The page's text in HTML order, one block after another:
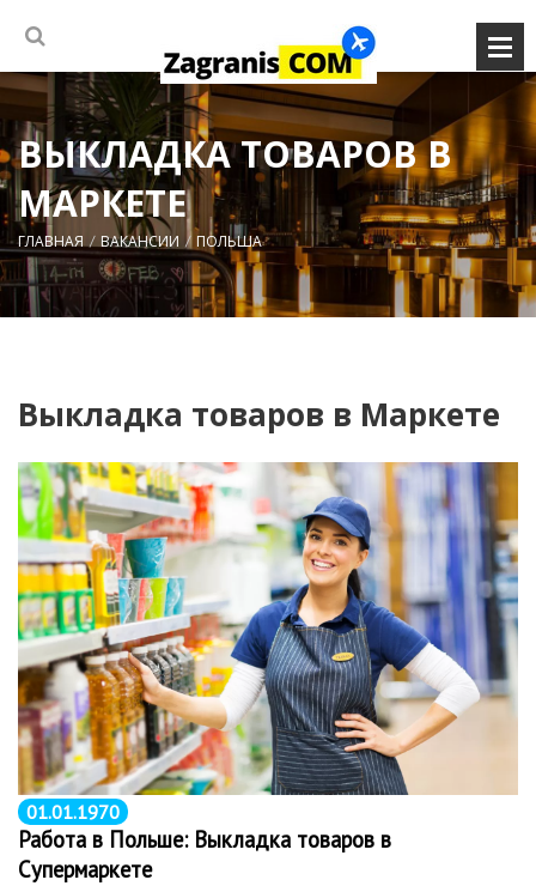
ВЫКЛАДКА ТОВАРОВ В
МАРКЕТЕ
ГЛАВНАЯ ВАКАНСИИ ПОЛЬША
Выкладка товаров в Маркете
01.01.1970
Работа в Польше: Выкладка товаров в
Супермаркете